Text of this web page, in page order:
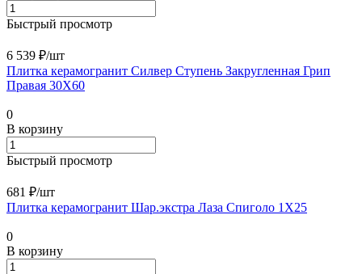
Быстрый просмотр
6 539 ₽/шт
Плитка керамогранит Силвер Ступень Закругленная Грип
Правая 30X60
0
В корзину
Быстрый просмотр
681 ₽/шт
Плитка керамогранит Шар.экстра Лаза Спиголо 1X25
0
В корзину